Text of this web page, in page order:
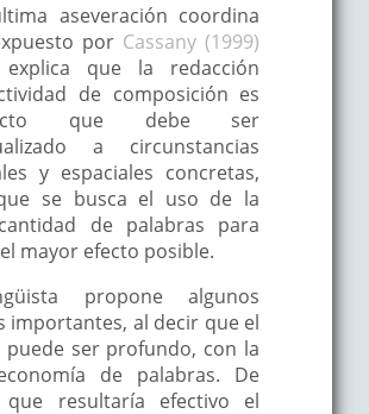
aseveración coordina
por Cassany (1999)
explica que la redacción
de composición es
que debe ser
a circunstancias
y espaciales concretas,
se busca el uso de la
de palabras para
mayor efecto posible.
propone algunos
importantes, al decir que el
puede ser profundo, con la
de palabras. De
que resultaría efectivo el